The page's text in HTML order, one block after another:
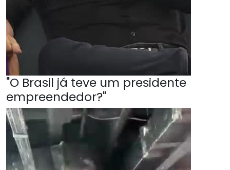
"O Brasil já teve um presidente
empreendedor?"